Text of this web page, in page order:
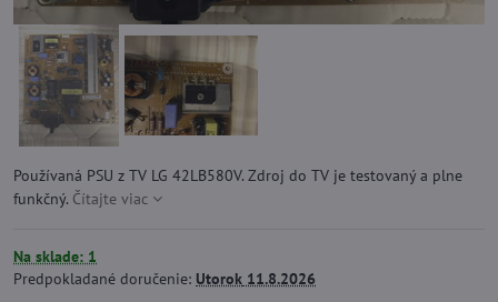
Používaná PSU z TV LG 42LB580V. Zdroj do TV je testovaný a plne
funkčný. Čítajte viac
Na sklade: 1
Predpokladané doručenie: Utorok 11.8.2026